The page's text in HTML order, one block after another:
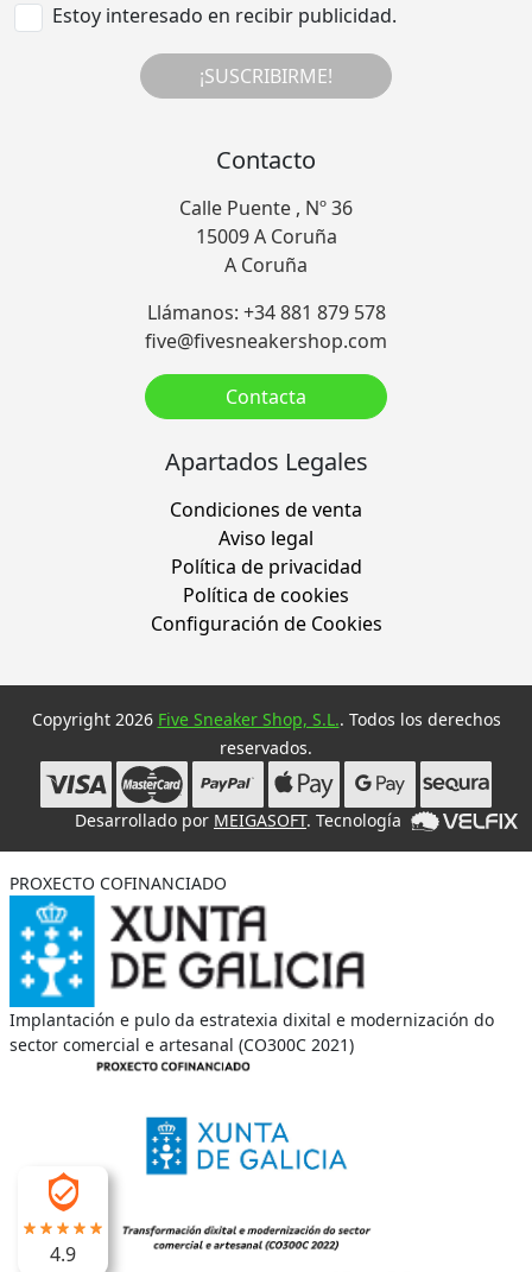
Estoy interesado en recibir publicidad.
¡SUSCRIBIRME!
Contacto
Calle Puente , Nº 36
15009 A Coruña
A Coruña
Llámanos: +34 881 879 578
five@fivesneakershop.com
Contacta
Apartados Legales
Condiciones de venta
Aviso legal
Política de privacidad
Política de cookies
Configuración de Cookies
Copyright 2026 Five Sneaker Shop, S.L.. Todos los derechos
reservados.
Desarrollado por MEIGASOFT. Tecnología
PROXECTO COFINANCIADO
Implantación e pulo da estratexia dixital e modernización do
sector comercial e artesanal (CO300C 2021)
4.9